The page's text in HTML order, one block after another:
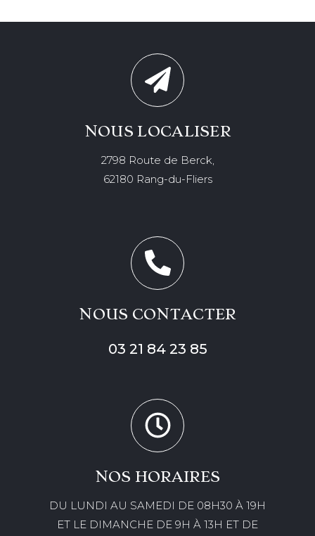
NOUS LOCALISER
2798 Route de Berck,
62180 Rang-du-Fliers
NOUS CONTACTER
03 21 84 23 85
NOS HORAIRES
DU LUNDI AU SAMEDI DE 08H30 À 19H
ET LE DIMANCHE DE 9H À 13H ET DE